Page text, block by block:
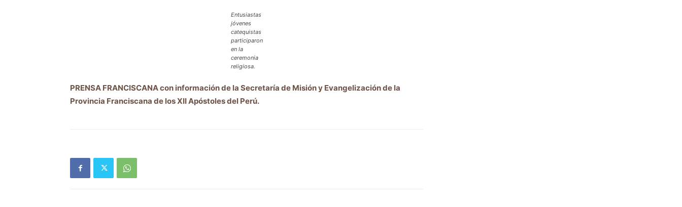
Entusiastas
jóvenes
catequistas
participaron
en la
ceremonia
religiosa.
PRENSA FRANCISCANA con información de la Secretaría de Misión y Evangelización de la
Provincia Franciscana de los XII Apóstoles del Perú.